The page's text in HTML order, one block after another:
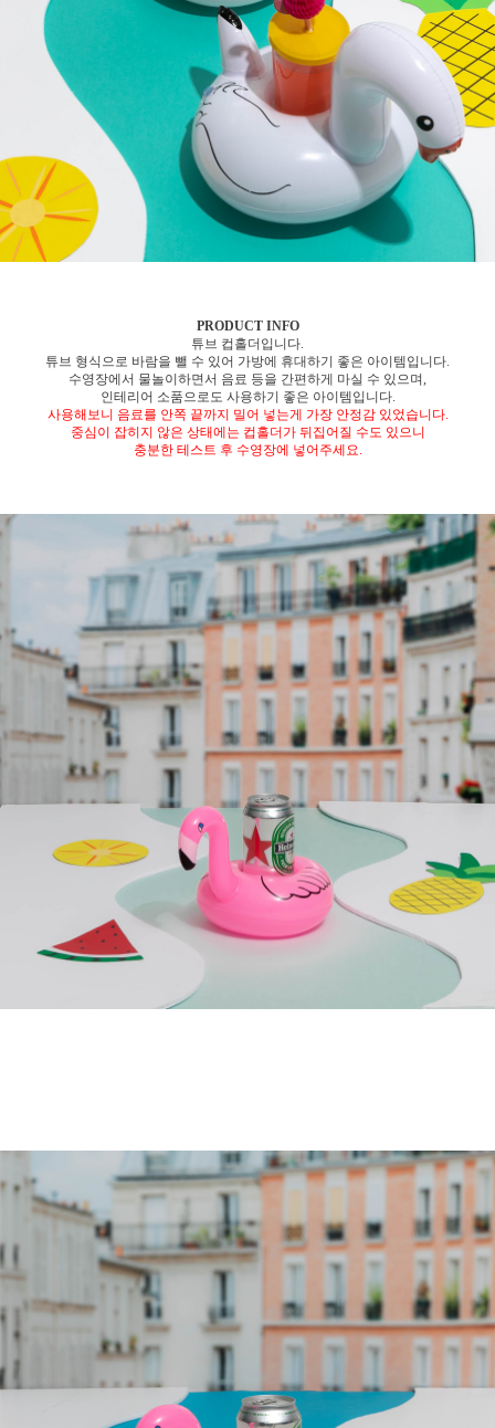
PRODUCT INFO
튜브 컵홀더입니다.
튜브 형식으로 바람을 뺄 수 있어 가방에 휴대하기 좋은 아이템입니다.
수영장에서 물놀이하면서 음료 등을 간편하게 마실 수 있으며,
인테리어 소품으로도 사용하기 좋은 아이템입니다.
사용해보니 음료를 안쪽 끝까지 밀어 넣는게 가장 안정감 있었습니다.
중심이 잡히지 않은 상태에는 컵홀더가 뒤집어질 수도 있으니
충분한 테스트 후 수영장에 넣어주세요.